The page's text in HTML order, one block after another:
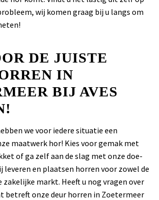
wij komen graag bij u langs om
DE JUISTE
IN
BIJ AVES
we voor iedere situatie een
maatwerk hor! Kies voor gemak met
of ga zelf aan de slag met onze doe-
en plaatsen horren voor zowel de
zakelijke markt. Heeft u nog vragen over
betreft onze deur horren in Zoetermeer